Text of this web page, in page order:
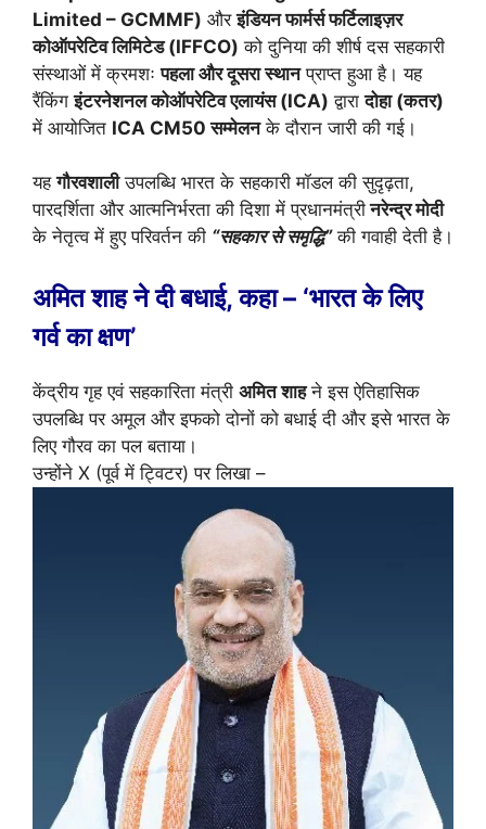
Limited – GCMMF) औरइंडियन फार्मर्स फर्टिलाइज़र
कोऑपरेटिव लिमिटेड (IFFCO) को दुनिया की शीर्ष दस सहकारी
संस्थाओं में क्रमशःपहला और दूसरा स्थानप्राप्त हुआ है। यह
रैंकिंगइंटरनेशनल कोऑपरेटिव एलायंस (ICA) द्वारादोहा (कतर)
में आयोजित ICA CM50 सम्मेलनके दौरान जारी की गई।
यहगौरवशालीउपलब्धि भारत के सहकारी मॉडल की सुदृढ़ता,
पारदर्शिता और आत्मनिर्भरता की दिशा में प्रधानमंत्रीनरेन्द्र मोदी
के नेतृत्व में हुए परिवर्तन की “सहकार से समृद्धि”की गवाही देती है।
अमित शाह ने दी बधाई, कहा – ‘भारत के लिए
गर्व का क्षण’
केंद्रीय गृह एवं सहकारिता मंत्री अमित शाहने इस ऐतिहासिक
उपलब्धि पर अमूल और इफको दोनों को बधाई दी और इसे भारत के
लिए गौरव का पल बताया।
उन्होंने X (पूर्व में ट्विटर) पर लिखा –